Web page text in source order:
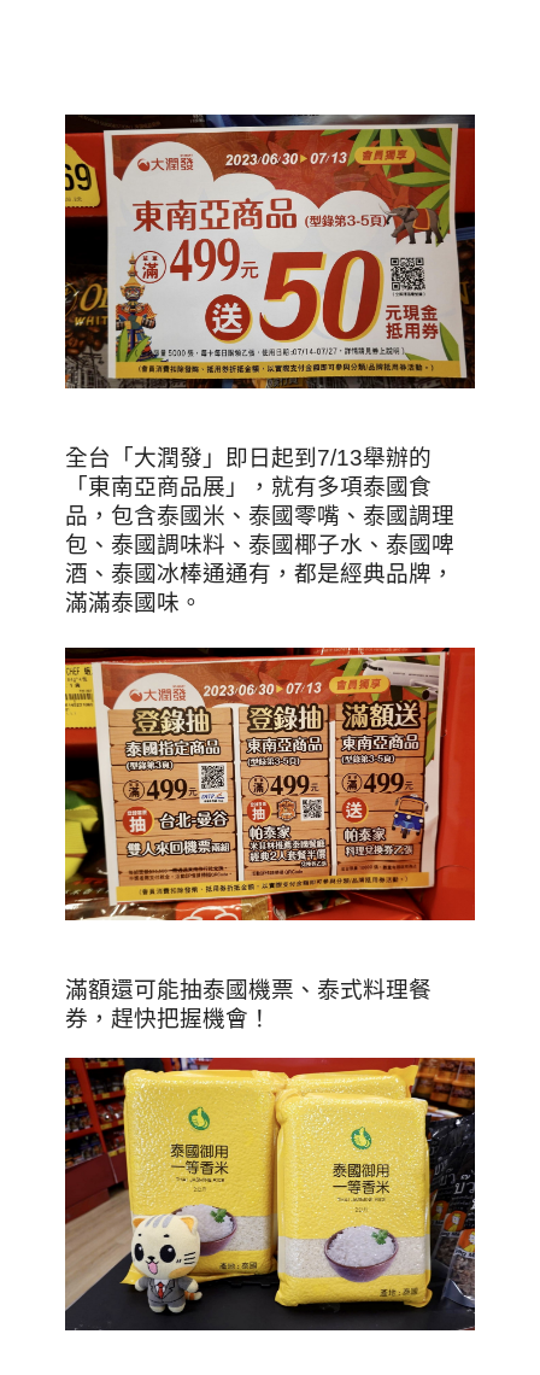
全台「大潤發」即日起到7/13舉辦的
「東南亞商品展」，就有多項泰國食
品，包含泰國米、泰國零嘴、泰國調理
包、泰國調味料、泰國椰子水、泰國啤
酒、泰國冰棒通通有，都是經典品牌，
滿滿泰國味。
滿額還可能抽泰國機票、泰式料理餐
券，趕快把握機會！